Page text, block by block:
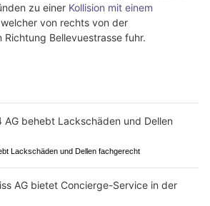
zu einer Kollision mit einem
von rechts von der
Bellevuestrasse fuhr.
Lackschäden und Dellen fachgerecht